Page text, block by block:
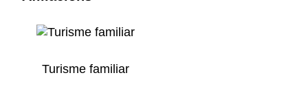
Turisme familiar